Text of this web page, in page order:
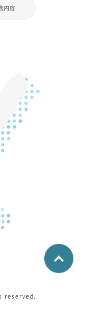
内容
reserved.